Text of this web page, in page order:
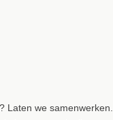
Laten we samenwerken.